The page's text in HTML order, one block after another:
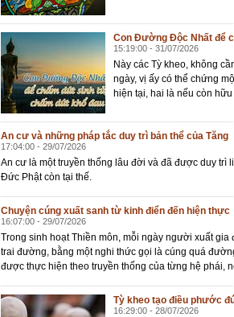
Con Đường Độc Nhất để
15:19:00 - 31/07/2026
Này các Tỳ kheo, không
ngày, vị ấy có thể chứng
hiện tại, hai là nếu còn
An cư và những pháp tắc duy trì bản thể của Tăng
17:04:00 - 29/07/2026
An cư là một truyền thống lâu đời và đã được duy trì
Đức Phật còn tại thế.
Chuyện cúng xuất sanh từ kinh điển đến hiện thực
16:07:00 - 29/07/2026
Trong sinh hoạt Thiền môn, mỗi ngày người xuất
trai đường, bằng một nghi thức gọi là cúng quá
được thực hiện theo truyền thống của từng hệ phái,
Tỳ kheo tạo điều phước
16:29:00 - 28/07/2026